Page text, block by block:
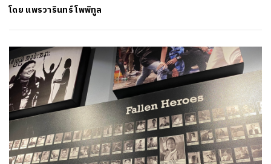
โดย แพรวารินทร์ โพพิทูล